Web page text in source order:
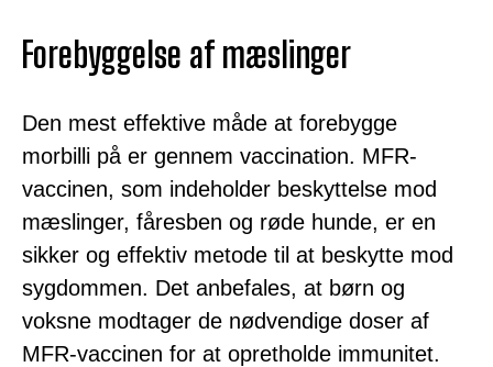
Forebyggelse af mæslinger
Den mest effektive måde at forebygge
morbilli på er gennem vaccination. MFR-
vaccinen, som indeholder beskyttelse mod
mæslinger, fåresben og røde hunde, er en
sikker og effektiv metode til at beskytte mod
sygdommen. Det anbefales, at børn og
voksne modtager de nødvendige doser af
MFR-vaccinen for at opretholde immunitet.